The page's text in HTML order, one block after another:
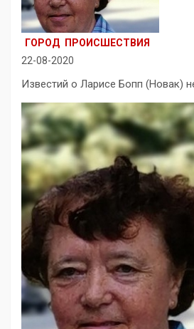
ГОРОД
ПРОИСШЕСТВИЯ
22-08-2020
Известий о Ларисе Бопп (Новак)